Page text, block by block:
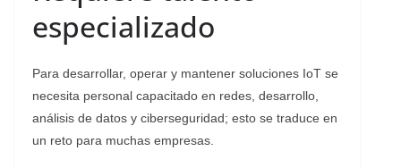
especializado
Para desarrollar, operar y mantener soluciones IoT se
necesita personal capacitado en redes, desarrollo,
análisis de datos y ciberseguridad; esto se traduce en
un reto para muchas empresas.